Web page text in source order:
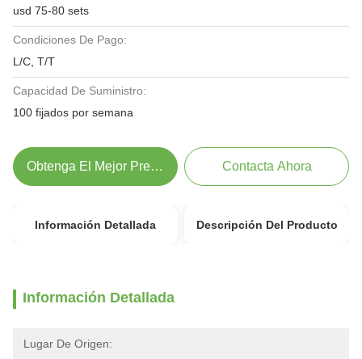
usd 75-80 sets
Condiciones De Pago:
L/C, T/T
Capacidad De Suministro:
100 fijados por semana
Obtenga El Mejor Precio Contacta Ahora
Información Detallada Descripción Del Producto
Información Detallada
Lugar De Origen: